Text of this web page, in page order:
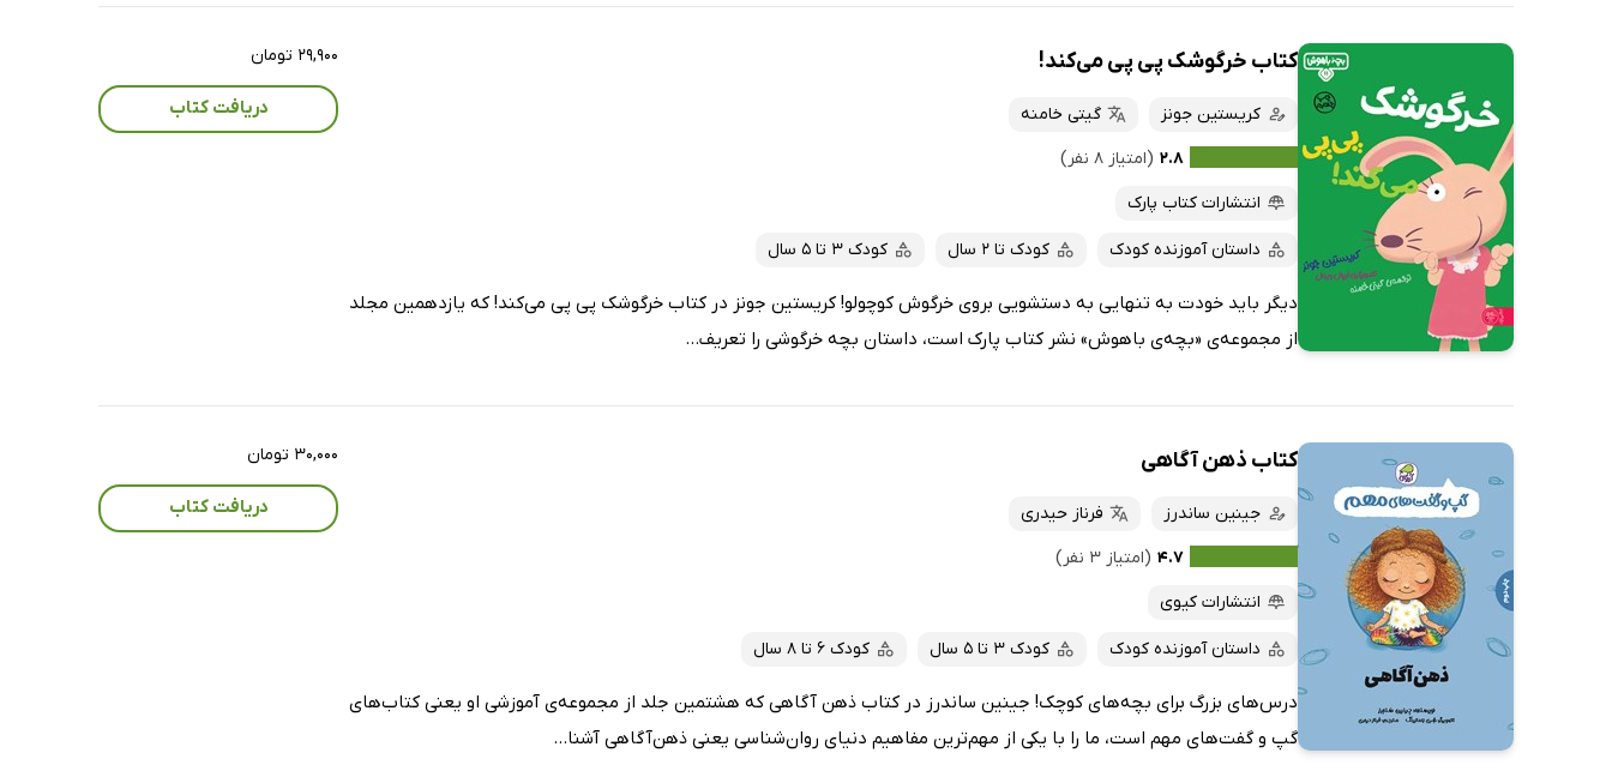
کتاب خرگوشک پی پی می‌کند!
کریستین جونز
گیتی خامنه
۲.۸ (امتیاز ۸ نفر)
انتشارات کتاب پارک
داستان آموزنده کودک کودک تا 2 سال کودک 3 تا 5 سال
دیگر باید خودت به تنهایی به دستشویی بروی خرگوش کوچولو! کریستین جونز در کتاب خرگوشک پی پی می‌کند! که یازدهمین مجلد
از مجموعه‌ی «بچه‌ی باهوش» نشر کتاب پارک است، داستان بچه خرگوشی را تعریف...
۲۹,۹۰۰ تومان
دریافت کتاب
کتاب ذهن آگاهی
جینین ساندرز
فرناز حیدری
۴.۷ (امتیاز ۳ نفر)
انتشارات کیوی
داستان آموزنده کودک کودک 3 تا 5 سال کودک 6 تا 8 سال
درس‌های بزرگ برای بچه‌های کوچک! جینین ساندرز در کتاب ذهن آگاهی که هشتمین جلد از مجموعه‌ی آموزشی او یعنی کتاب‌های
گپ و گفت‌های مهم است، ما را با یکی از مهم‌ترین مفاهیم دنیای روان‌شناسی یعنی ذهن‌آگاهی آشنا...
۳۰,۰۰۰ تومان
دریافت کتاب